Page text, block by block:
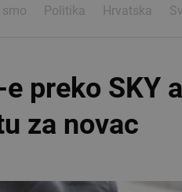
smo Politika Hrvatska
preko SKY
za novac